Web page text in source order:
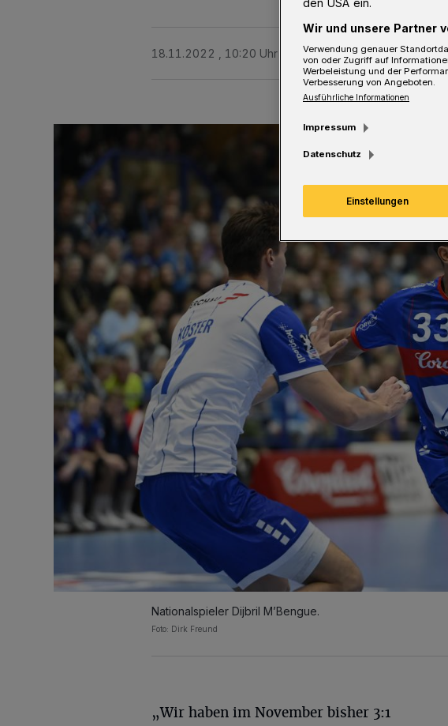
18.11.2022 , 10:20 Uhr 3 Minuten Lesezeit
Nationalspieler Dijbril M’Bengue.
Foto: Dirk Freund
„Wir haben im November bisher 3:1
den USA ein.
Wir und unsere Partner
Verwendung genauer
von oder Zugriff auf
Werbeleistung und der
Verbesserung von Angeboten.
Ausführliche Informationen
Impressum
Datenschutz
Einstellungen